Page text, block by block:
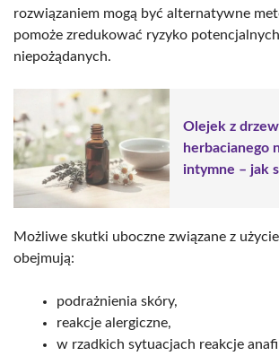
rozwiązaniem mogą być alternatywne
pomoże zredukować ryzyko potencjalnych
niepożądanych.
Olejek z
herbacianego
intymne – jak
Możliwe skutki uboczne związane z
obejmują:
podrażnienia skóry,
reakcje alergiczne,
w rzadkich sytuacjach reakcje